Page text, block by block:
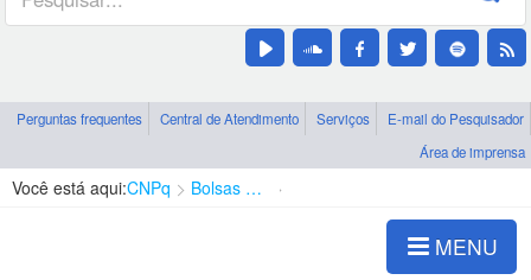
Perguntas frequentes Central de Atendimento Serviços
E-mail do Pesquisador
Área de imprensa
Você está aqui:CNPq Bolsas e Auxílios Vigentes
MENU